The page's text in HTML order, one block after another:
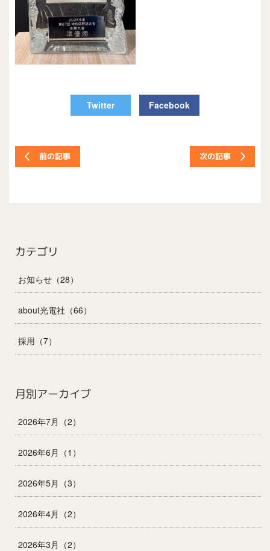
Twitter Facebook
前の記事 次の記事
カテゴリ
お知らせ（28）
about光電社（66）
採用（7）
月別アーカイブ
2026年7月（2）
2026年6月（1）
2026年5月（3）
2026年4月（2）
2026年3月（2）